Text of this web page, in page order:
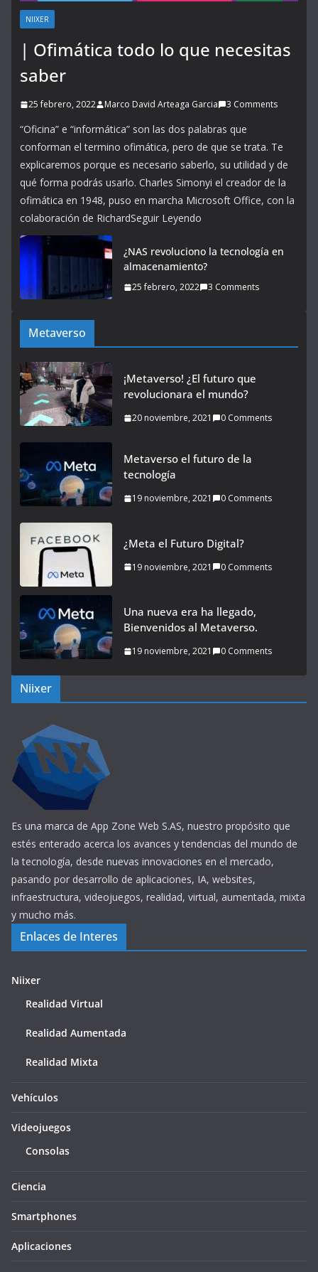
NIIXER
| Ofimática todo lo que necesitas
saber
25 febrero, 2022 Marco David Arteaga Garcia 3 Comments
“Oficina” e “informática” son las dos palabras que
conforman el termino ofimática, pero de que se trata. Te
explicaremos porque es necesario saberlo, su utilidad y de
qué forma podrás usarlo. Charles Simonyi el creador de la
ofimática en 1948, puso en marcha Microsoft Office, con la
colaboración de RichardSeguir Leyendo
¿NAS revoluciono la tecnología en
almacenamiento?
25 febrero, 2022 3 Comments
Metaverso
¡Metaverso! ¿El futuro que
revolucionara el mundo?
20 noviembre, 2021 0 Comments
Metaverso el futuro de la
tecnología
19 noviembre, 2021 0 Comments
¿Meta el Futuro Digital?
19 noviembre, 2021 0 Comments
Una nueva era ha llegado,
Bienvenidos al Metaverso.
19 noviembre, 2021 0 Comments
Niixer
Es una marca de App Zone Web S.AS, nuestro propósito que
estés enterado acerca los avances y tendencias del mundo de
la tecnología, desde nuevas innovaciones en el mercado,
pasando por desarrollo de aplicaciones, IA, websites,
infraestructura, videojuegos, realidad, virtual, aumentada, mixta
y mucho más.
Enlaces de Interes
Niixer
Realidad Virtual
Realidad Aumentada
Realidad Mixta
Vehículos
Videojuegos
Consolas
Ciencia
Smartphones
Aplicaciones